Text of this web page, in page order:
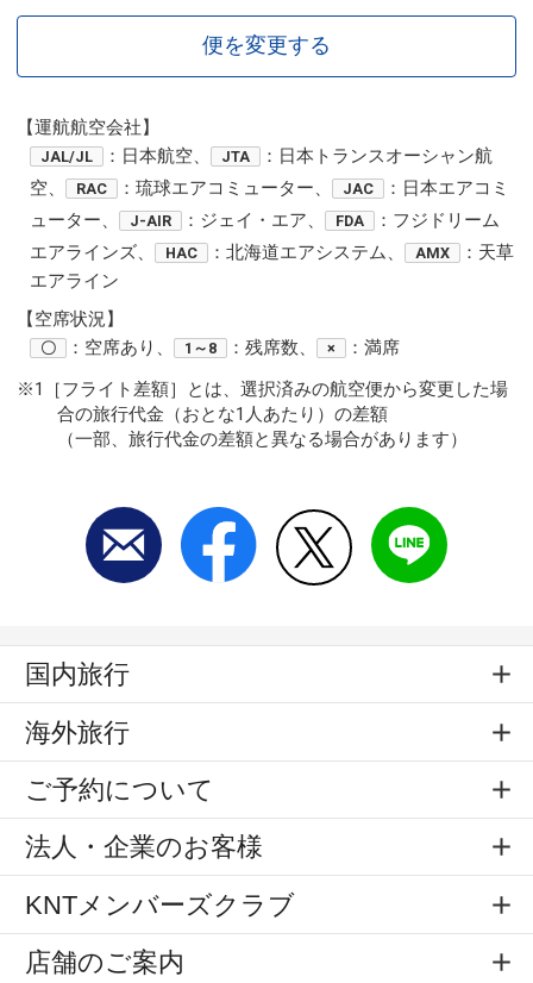
便を変更する
【運航航空会社】
JAL/JL ：日本航空、 JTA
：日本トランスオーシャン航
空、
RAC ：琉球エアコミューター、 JAC
：日本エアコミ
ューター、
J-AIR ：ジェイ・エア、 FDA
：フジドリーム
エアラインズ、
HAC ：北海道エアシステム、 AMX
：天草
エアライン
【空席状況】
〇 ：空席あり、 1～8 ：残席数、 ×
：満席
※1［フライト差額］とは、選択済みの航空便から変更した場
合の旅行代金（おとな1人あたり）の差額
（一部、旅行代金の差額と異なる場合があります）
国内旅行
海外旅行
ご予約について
法人・企業のお客様
KNTメンバーズクラブ
店舗のご案内